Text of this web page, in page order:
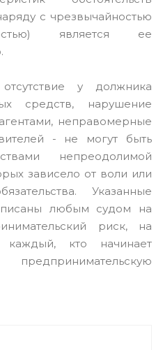
с чрезвычайностью
является ее
у должника
средств, нарушение
неправомерные
- не могут быть
непреодолимой
зависело от воли или
Указанные
любым судом на
риск, на
каждый, кто начинает